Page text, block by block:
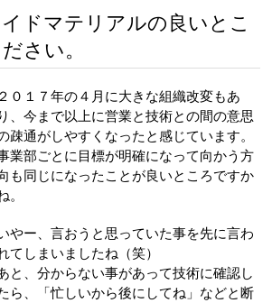
ドマテリアルの良いとこ
さい。
２０１７年の４月に大きな組織改変もあ
り、今まで以上に営業と技術との間の意思
疎通がしやすくなったと感じています。
業部ごとに目標が明確になって向かう方
も同じになったことが良いところですか
。
やー、言おうと思っていた事を先に言わ
てしまいましたね（笑）
と、分からない事があって技術に確認し
ら、「忙しいから後にしてね」などと断